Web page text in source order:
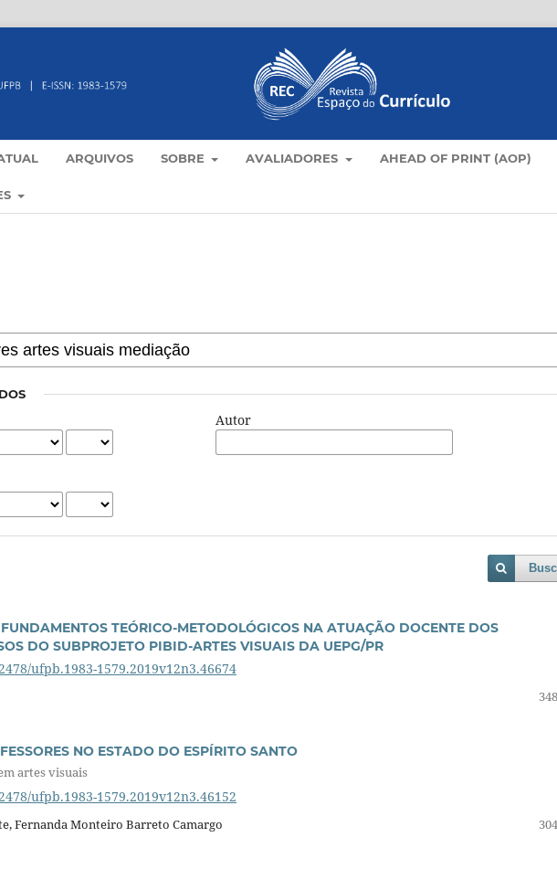
ARQUIVOS SOBRE AVALIADORES AHEAD OF PRINT (AOP)
Autor
TEÓRICO-METODOLÓGICOS NA ATUAÇÃO DOCENTE DOS
DO SUBPROJETO PIBID-ARTES VISUAIS DA UEPG/PR
ufpb.1983-1579.2019v12n3.46674
NO ESTADO DO ESPÍRITO SANTO
artes visuais
ufpb.1983-1579.2019v12n3.46152
Fernanda Monteiro Barreto Camargo